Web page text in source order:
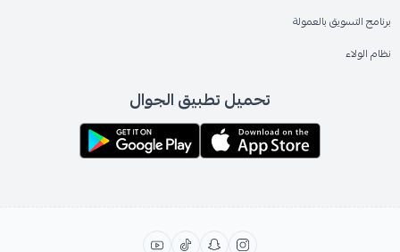
برنامج التسويق بالعمولة
نظام الولاء
تحميل تطبيق الجوال